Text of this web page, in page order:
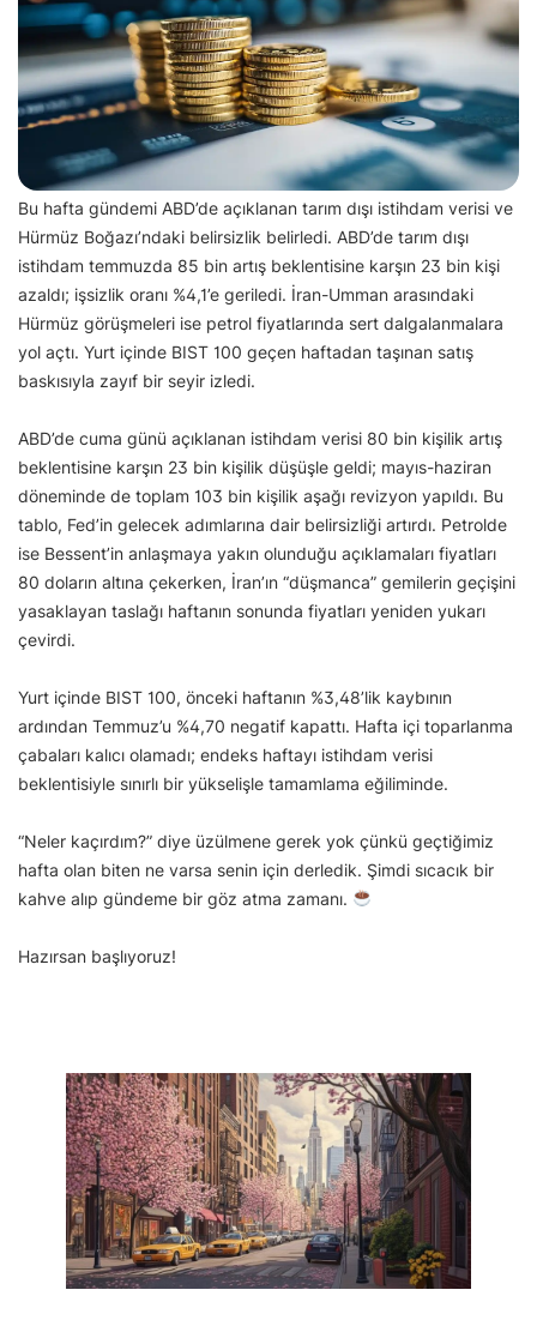
Bu hafta gündemi ABD’de açıklanan tarım dışı istihdam verisi ve
Hürmüz Boğazı’ndaki belirsizlik belirledi. ABD’de tarım dışı
istihdam temmuzda 85 bin artış beklentisine karşın 23 bin kişi
azaldı; işsizlik oranı %4,1’e geriledi. İran-Umman arasındaki
Hürmüz görüşmeleri ise petrol fiyatlarında sert dalgalanmalara
yol açtı. Yurt içinde BIST 100 geçen haftadan taşınan satış
baskısıyla zayıf bir seyir izledi.
ABD’de cuma günü açıklanan istihdam verisi 80 bin kişilik artış
beklentisine karşın 23 bin kişilik düşüşle geldi; mayıs-haziran
döneminde de toplam 103 bin kişilik aşağı revizyon yapıldı. Bu
tablo, Fed’in gelecek adımlarına dair belirsizliği artırdı. Petrolde
ise Bessent’in anlaşmaya yakın olunduğu açıklamaları fiyatları
80 doların altına çekerken, İran’ın “düşmanca” gemilerin geçişini
yasaklayan taslağı haftanın sonunda fiyatları yeniden yukarı
çevirdi.
Yurt içinde BIST 100, önceki haftanın %3,48’lik kaybının
ardından Temmuz’u %4,70 negatif kapattı. Hafta içi toparlanma
çabaları kalıcı olamadı; endeks haftayı istihdam verisi
beklentisiyle sınırlı bir yükselişle tamamlama eğiliminde.
“Neler kaçırdım?” diye üzülmene gerek yok çünkü geçtiğimiz
hafta olan biten ne varsa senin için derledik. Şimdi sıcacık bir
kahve alıp gündeme bir göz atma zamanı.
Hazırsan başlıyoruz!